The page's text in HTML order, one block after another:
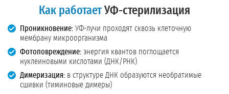
Как работаетУФ-стерилизация
Проникновение: УФ-лучи проходят сквозь клеточную
мембрану микроорганизма
Фотоповреждение: энергия квантов поглощается
нуклеиновыми кислотами (ДНК/РНК)
Димеризация: в структуре ДНК образуются необратимые
сшивки (тиминовые димеры)